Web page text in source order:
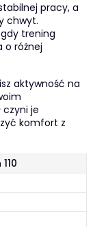
pracy, a
chwyt.
trening
o różnej
aktywność na
czyni je
komfort z